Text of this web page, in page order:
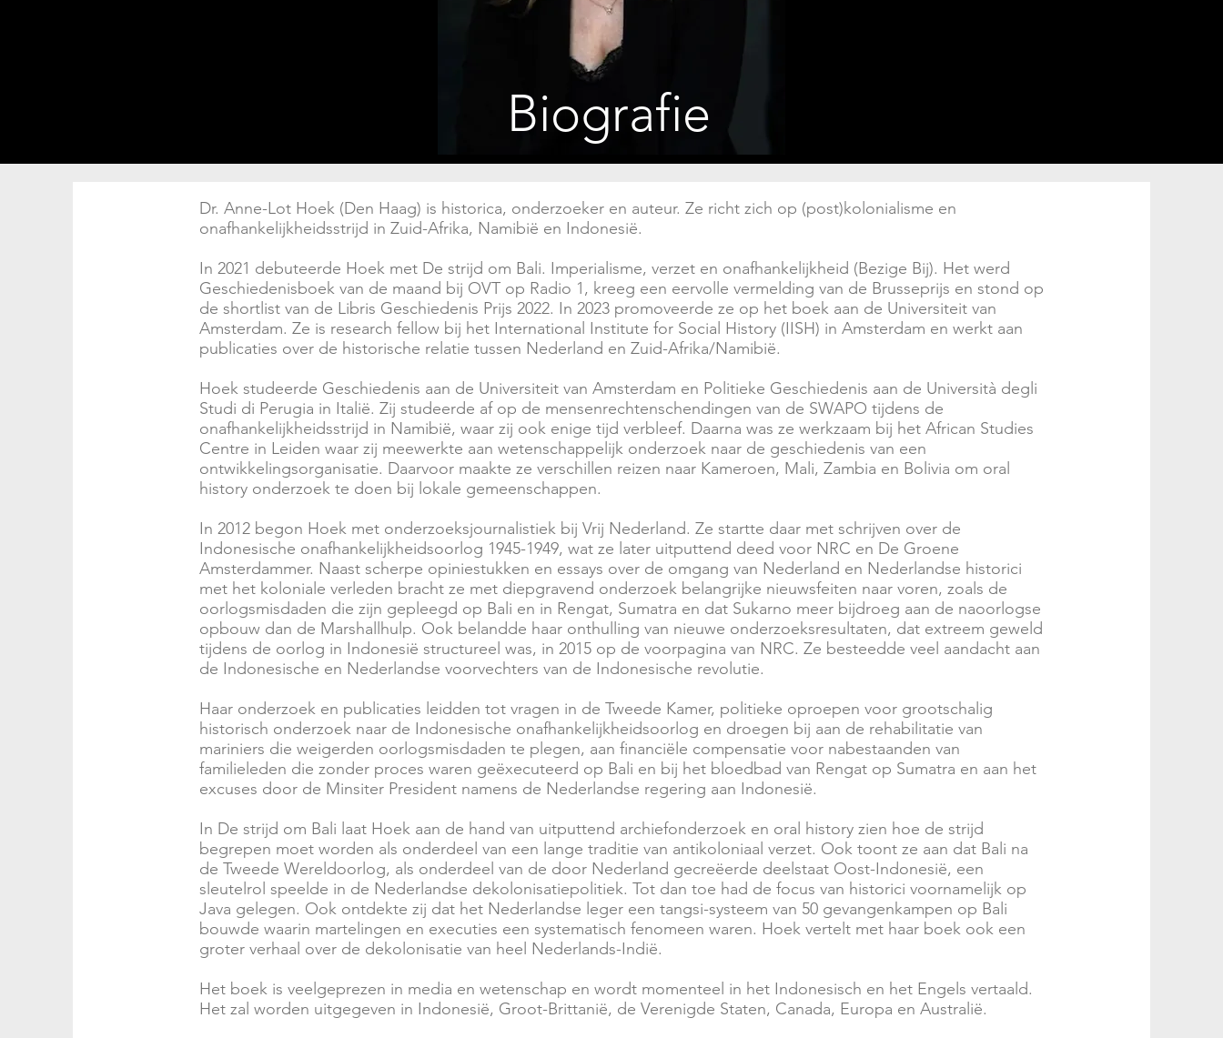
Biografie
Dr. Anne-Lot Hoek (Den Haag) is historica, onderzoeker en auteur. Ze richt zich op (post)kolonialisme en
onafhankelijkheidsstrijd in Zuid-Afrika, Namibië en Indonesië.
In 2021 debuteerde Hoek met De strijd om Bali. Imperialisme, verzet en onafhankelijkheid (Bezige Bij). Het werd
Geschiedenisboek van de maand bij OVT op Radio 1, kreeg een eervolle vermelding van de Brusseprijs en stond op
de shortlist van de Libris Geschiedenis Prijs 2022. In 2023 promoveerde ze op het boek aan de Universiteit van
Amsterdam. Ze is research fellow bij het International Institute for Social History (IISH) in Amsterdam en werkt aan
publicaties over de historische relatie tussen Nederland en Zuid-Afrika/Namibië.
Hoek studeerde Geschiedenis aan de Universiteit van Amsterdam en Politieke Geschiedenis aan de Università degli
Studi di Perugia in Italië. Zij studeerde af op de mensenrechtenschendingen van de SWAPO tijdens de
onafhankelijkheidsstrijd in Namibië, waar zij ook enige tijd verbleef. Daarna was ze werkzaam bij het African Studies
Centre in Leiden waar zij meewerkte aan wetenschappelijk onderzoek naar de geschiedenis van een
ontwikkelingsorganisatie. Daarvoor maakte ze verschillen reizen naar Kameroen, Mali, Zambia en Bolivia om oral
history onderzoek te doen bij lokale gemeenschappen.
In 2012 begon Hoek met onderzoeksjournalistiek bij Vrij Nederland. Ze startte daar met schrijven over de
Indonesische onafhankelijkheidsoorlog 1945-1949, wat ze later uitputtend deed voor NRC en De Groene
Amsterdammer. Naast scherpe opiniestukken en essays over de omgang van Nederland en Nederlandse historici
met het koloniale verleden bracht ze met diepgravend onderzoek belangrijke nieuwsfeiten naar voren, zoals de
oorlogsmisdaden die zijn gepleegd op Bali en in Rengat, Sumatra en dat Sukarno meer bijdroeg aan de naoorlogse
opbouw dan de Marshallhulp. Ook belandde haar onthulling van nieuwe onderzoeksresultaten, dat extreem geweld
tijdens de oorlog in Indonesië structureel was, in 2015 op de voorpagina van NRC. Ze besteedde veel aandacht aan
de Indonesische en Nederlandse voorvechters van de Indonesische revolutie.
Haar onderzoek en publicaties leidden tot vragen in de Tweede Kamer, politieke oproepen voor grootschalig
historisch onderzoek naar de Indonesische onafhankelijkheidsoorlog en droegen bij aan de rehabilitatie van
mariniers die weigerden oorlogsmisdaden te plegen, aan financiële compensatie voor nabestaanden van
familieleden die zonder proces waren geëxecuteerd op Bali en bij het bloedbad van Rengat op Sumatra en aan het
excuses door de Minsiter President namens de Nederlandse regering aan Indonesië.
In De strijd om Bali laat Hoek aan de hand van uitputtend archiefonderzoek en oral history zien hoe de strijd
begrepen moet worden als onderdeel van een lange traditie van antikoloniaal verzet. Ook toont ze aan dat Bali na
de Tweede Wereldoorlog, als onderdeel van de door Nederland gecreëerde deelstaat Oost-Indonesië, een
sleutelrol speelde in de Nederlandse dekolonisatiepolitiek. Tot dan toe had de focus van historici voornamelijk op
Java gelegen. Ook ontdekte zij dat het Nederlandse leger een tangsi-systeem van 50 gevangenkampen op Bali
bouwde waarin martelingen en executies een systematisch fenomeen waren. Hoek vertelt met haar boek ook een
groter verhaal over de dekolonisatie van heel Nederlands-Indië.
Het boek is veelgeprezen in media en wetenschap en wordt momenteel in het Indonesisch en het Engels vertaald.
Het zal worden uitgegeven in Indonesië, Groot-Brittanië, de Verenigde Staten, Canada, Europa en Australië.